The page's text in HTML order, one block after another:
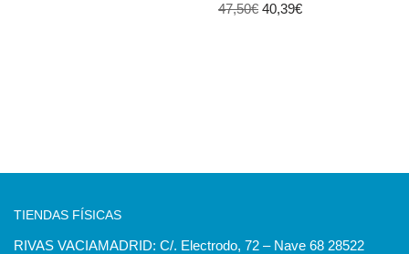
47,50€ 40,39€
TIENDAS FÍSICAS
RIVAS VACIAMADRID: C/. Electrodo, 72 – Nave 68 28522